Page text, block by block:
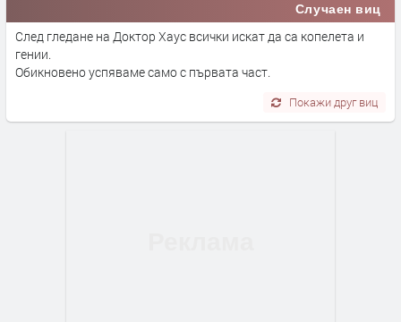
Случаен виц
След гледане на Доктор Хаус всички искат да са копелета и
гении.
Обикновено успяваме само с първата част.
Покажи друг виц